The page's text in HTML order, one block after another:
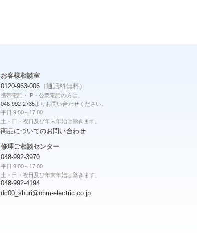
お客様相談室
0120-963-006 （通話料無料）
携帯電話・IP・公衆電話の方は、
048-992-2735よりお問い合わせください。
平日 9:00～17:00
土・日・祝日及び年末年始は除きます。
商品についてのお問い合わせ
修理ご相談センター
048-992-3970
平日 9:00～17:00
土・日・祝日及び年末年始は除きます。
048-992-4194
dc00_shuri@ohm-electric.co.jp